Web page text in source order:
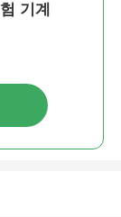
기계